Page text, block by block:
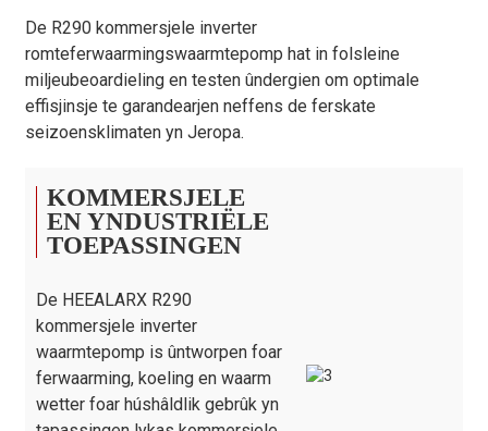
De R290 kommersjele inverter
romteferwaarmingswaarmtepomp hat in folsleine
miljeubeoardieling en testen ûndergien om optimale
effisjinsje te garandearjen neffens de ferskate
seizoensklimaten yn Jeropa.
KOMMERSJELE
EN YNDUSTRIËLE
TOEPASSINGEN
De HEEALARX R290
kommersjele inverter
waarmtepomp is ûntworpen foar
ferwaarming, koeling en waarm
wetter foar húshâldlik gebrûk yn
Ferstjoerôfmjittings (L/B/H)
Netto/Bruto gewicht
kg
520/570
De boppesteande gegevens binne allinich foar referinsje; spesifike
gegevens binne ûnder foarbehâld fan it produktnammeplaatje.